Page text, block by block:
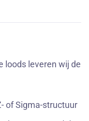
loods leveren wij de
of Sigma-structuur